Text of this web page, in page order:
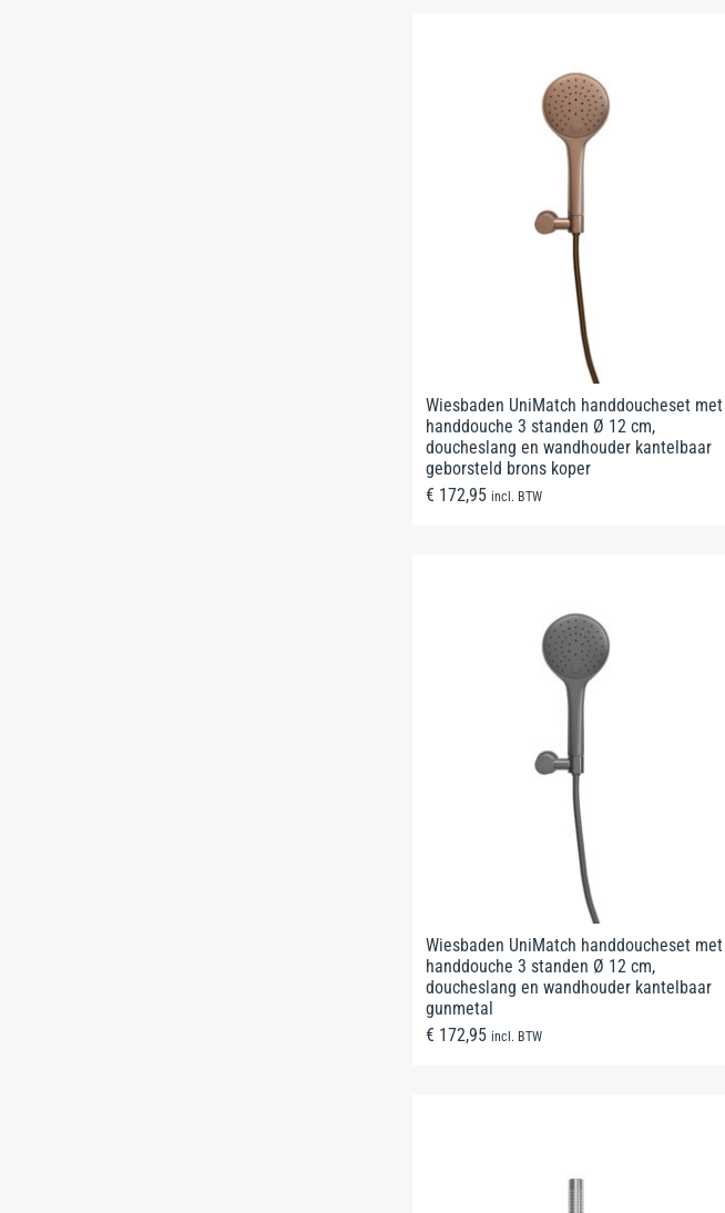
Wiesbaden UniMatch handdoucheset met
handdouche 3 standen Ø 12 cm,
doucheslang en wandhouder kantelbaar
geborsteld brons koper
€ 172,95 incl. BTW
Wiesbaden UniMatch handdoucheset met
handdouche 3 standen Ø 12 cm,
doucheslang en wandhouder kantelbaar
gunmetal
€ 172,95 incl. BTW